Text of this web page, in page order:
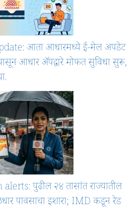
आता आधारमध्ये ई-मेल अपडेट
आधार ॲपद्वारे मोफत सुविधा सुरू,
पुढील २४ तासांत राज्यातील
पावसाचा इशारा; IMD कडून रेड